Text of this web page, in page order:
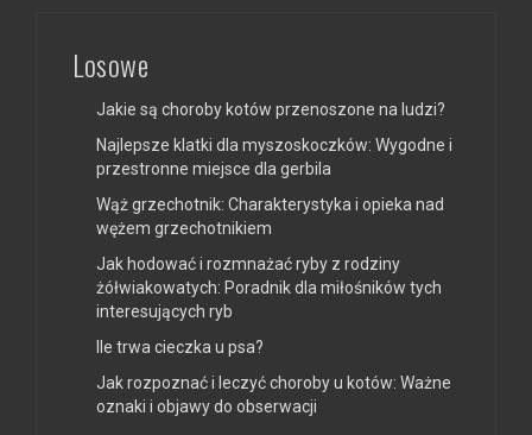
Losowe
Jakie są choroby kotów przenoszone na ludzi?
Najlepsze klatki dla myszoskoczków: Wygodne i
przestronne miejsce dla gerbila
Wąż grzechotnik: Charakterystyka i opieka nad
wężem grzechotnikiem
Jak hodować i rozmnażać ryby z rodziny
żółwiakowatych: Poradnik dla miłośników tych
interesujących ryb
Ile trwa cieczka u psa?
Jak rozpoznać i leczyć choroby u kotów: Ważne
oznaki i objawy do obserwacji